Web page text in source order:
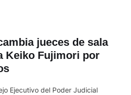
jueces de sala
Keiko Fujimori por
Ejecutivo del Poder Judicial